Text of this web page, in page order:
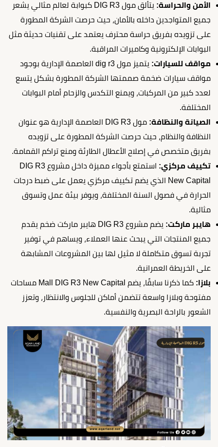
الأمن والحراسة:
يتألق مول DIG R3 كبوابة لعالم مثالي يشعر
جميع المتواجدين داخله بالأمان، حيث حرصت الشركة المطورة
على تزويده بفريق حراسة محترف يعتمد على تقنيات حديثة مثل
البوابات الإلكترونية وكاميرات المراقبة.
مواقف للسيارات:
يتميز مول dig r3 العاصمة الإدارية بوجود
مواقف سيارات ضخمة صممتها الشركة المطورة بشكل يتسع
لعدد كبير من المركبات، ويمنع التكدس والزحام أمام البوابات
المختلفة.
الصيانة والنظافة:
مول DIG R3 العاصمة الإدارية هو عنوان
النظافة والنظام، حيث حرصت الشركة المطورة على تزويده
بفريق متخصص في إصلاح الأعطال الطارئة ومنع تراكم القمامة.
تكييف مركزي:
استمتع بأجواء مميزة داخل مشروع DIG R3
New Capital الذي يضم تكييف مركزي يعمل على ضبط درجات
الحرارة في فصول السنة المختلفة، ويوفر بيئة عمل وتسوق
مثالية.
هايبر ماركت:
يضم مشروع DIG R3 هايبر ماركت ضخم يقدم
جميع المنتجات التي يبحث عنها العملاء، ويساهم في توفير
تجربة تسوق متكاملة لا مثيل لها بين المشروعات المشابهة
على الخريطة العمرانية.
بلازا:
كما ذكرنا سابقًا، يضم Mall DIG R3 New Capital مساحات
مفتوحة وبلازا واسعة تتضمن أماكن للجلوس والانتظار، وتعزز
الشعور بالراحة البصرية والنفسية.